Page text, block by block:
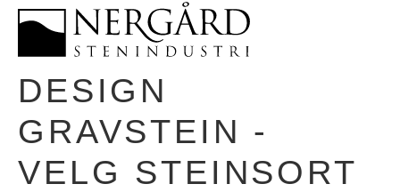
DESIGN
GRAVSTEIN -
VELG STEINSORT